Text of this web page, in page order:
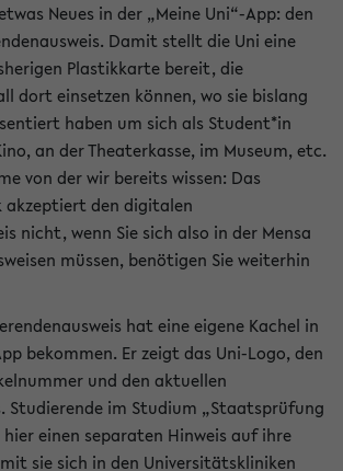
Neues in der „Meine Uni“-App: den
Damit stellt die Uni eine
Plastikkarte bereit, die
dort einsetzen können, wo sie bislang
haben um sich als Student*in
an der Theaterkasse, im Museum, etc.
von der wir bereits wissen: Das
akzeptiert den digitalen
nicht, wenn Sie sich also in der Mensa
müssen, benötigen Sie weiterhin
hat eine eigene Kachel in
bekommen. Er zeigt das Uni-Logo, den
und den aktuellen
Studierende im Studium „Staatsprüfung
einen separaten Hinweis auf ihre
sie sich in den Universitätskliniken